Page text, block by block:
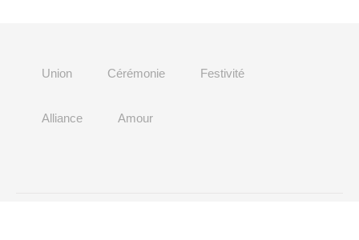
Union Cérémonie Festivité
Alliance Amour